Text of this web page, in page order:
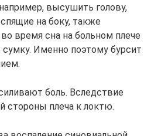
высушить голову,
на боку, также
время сна на больном плече
Именно поэтому бурсит
боль. Вследствие
стороны плеча к локтю.